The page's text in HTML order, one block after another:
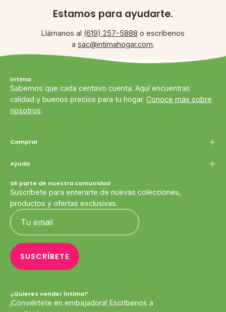
Estamos para ayudarte.
Llámanos al (619) 257-5888 o escríbenos
a sac@intimahogar.com.
íntima
Sabemos que cada centavo cuenta. Aquí encuentras
calidad y buenos precios para tu hogar. Conoce más sobre
nosotros.
Comprar
Ayuda
Sé parte de nuestra comunidad
Suscríbete para enterarte de nuevas colecciones,
productos y ofertas exclusivas.
SUSCRÍBETE
¿Quieres vender Íntima?
¡Conviértete en embajadora! Escríbenos a